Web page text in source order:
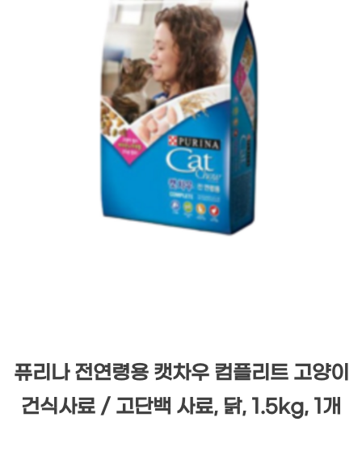
퓨리나 전연령용 캣차우 컴플리트 고양이
건식사료 / 고단백 사료, 닭, 1.5kg, 1개